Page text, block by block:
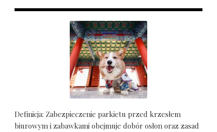
Definicja: Zabezpieczenie parkietu przed krzesłem
biurowym i zabawkami obejmuje dobór osłon oraz zasad